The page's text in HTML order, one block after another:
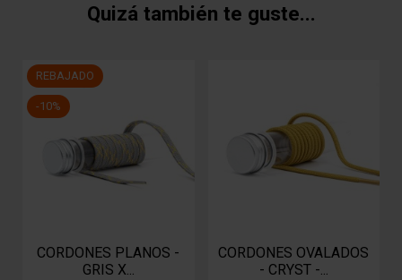
Quizá también te guste...
CORDONES PLANOS -
GRIS X...
REBAJADO
-10%
CORDONES OVALADOS
- CRYST -...